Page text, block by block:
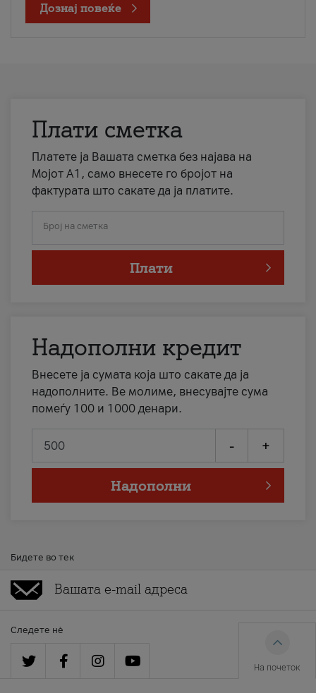
Дознај повеќе
Плати сметка
Платете ја Вашата сметка без најава на
Мојот А1, само внесете го бројот на
фактурата што сакате да ја платите.
Број на сметка
Плати
Надополни кредит
Внесете ја сумата која што сакате да ја
надополните. Ве молиме, внесувајте сума
помеѓу 100 и 1000 денари.
- +
Надополни
Бидете во тек
Следете нè
На почеток